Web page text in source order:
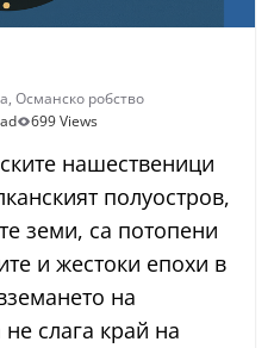
, Османско робство
699 Views
нашественици
полуостров,
земи, са потопени
и жестоки епохи в
на
слага край на